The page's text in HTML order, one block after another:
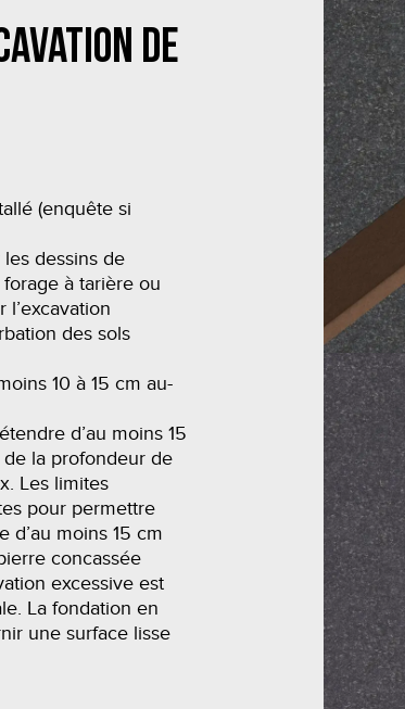
de
(enquête si
dessins de
à tarière ou
des sols
10 à 15 cm au-
d’au moins 15
de la profondeur de
Les limites
pour permettre
d’au moins 15 cm
concassée
excessive est
La fondation en
une surface lisse